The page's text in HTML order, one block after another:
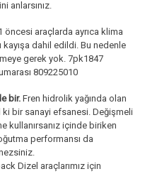
anlarsınız.
öncesi araçlarda ayrıca klima
kayışa dahil edildi. Bu nedenle
gerek yok. 7pk1847
809225010
bir. Fren hidrolik yağında olan
bir sanayi efsanesi. Değişmeli
kullanırsanız içinde biriken
performansı da
Dizel araçlarımız için